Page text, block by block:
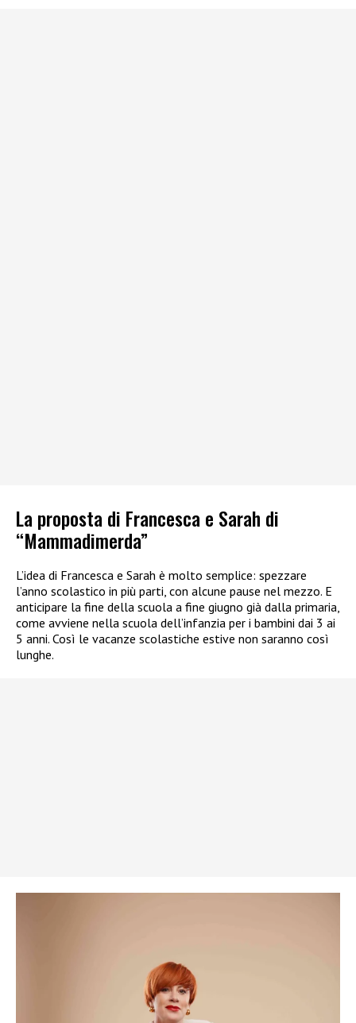
La proposta di Francesca e Sarah di
“Mammadimerda”
L’idea di Francesca e Sarah è molto semplice: spezzare
l’anno scolastico in più parti, con alcune pause nel mezzo. E
anticipare la fine della scuola a fine giugno già dalla primaria,
come avviene nella scuola dell’infanzia per i bambini dai 3 ai
5 anni. Così le vacanze scolastiche estive non saranno così
lunghe.